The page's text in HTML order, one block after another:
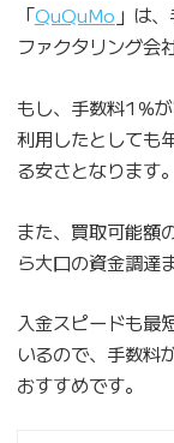
「QuQuMo 」は
ファクタリング会
もし、手数料1％
利用したとしても
る安さとなります。
また、買取可能額
ら大口の資金調達
入金スピードも最
いるので、手数料
おすすめです。